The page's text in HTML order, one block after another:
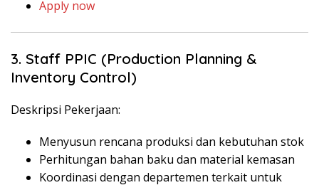
Apply now
3. Staff PPIC (Production Planning &
Inventory Control)
Deskripsi Pekerjaan:
Menyusun rencana produksi dan kebutuhan stok
Perhitungan bahan baku dan material kemasan
Koordinasi dengan departemen terkait untuk